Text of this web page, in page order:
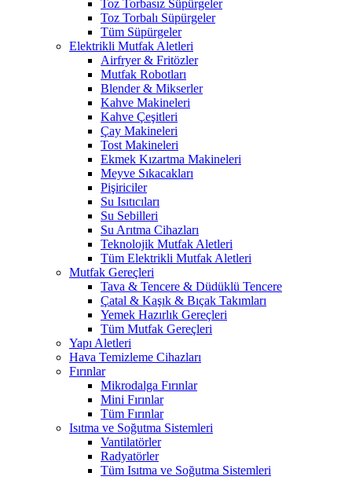
Toz Torbasız Süpürgeler
Toz Torbalı Süpürgeler
Tüm Süpürgeler
Elektrikli Mutfak Aletleri
Airfryer & Fritözler
Mutfak Robotları
Blender & Mikserler
Kahve Makineleri
Kahve Çeşitleri
Çay Makineleri
Tost Makineleri
Ekmek Kızartma Makineleri
Meyve Sıkacakları
Pişiriciler
Su Isıtıcıları
Su Sebilleri
Su Arıtma Cihazları
Teknolojik Mutfak Aletleri
Tüm Elektrikli Mutfak Aletleri
Mutfak Gereçleri
Tava & Tencere & Düdüklü Tencere
Çatal & Kaşık & Bıçak Takımları
Yemek Hazırlık Gereçleri
Tüm Mutfak Gereçleri
Yapı Aletleri
Hava Temizleme Cihazları
Fırınlar
Mikrodalga Fırınlar
Mini Fırınlar
Tüm Fırınlar
Isıtma ve Soğutma Sistemleri
Vantilatörler
Radyatörler
Tüm Isıtma ve Soğutma Sistemleri